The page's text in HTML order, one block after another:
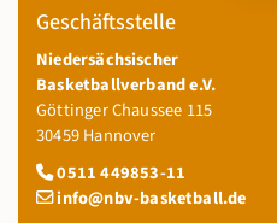
Geschäftsstelle
Niedersächsischer
Basketballverband e.V.
Göttinger Chaussee 115
30459 Hannover
0511 449853-11
info@nbv-basketball.de